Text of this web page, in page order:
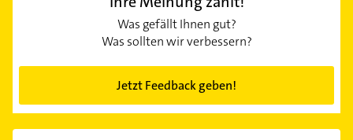
Was gefällt Ihnen gut?
Was sollten wir verbessern?
Jetzt Feedback geben!